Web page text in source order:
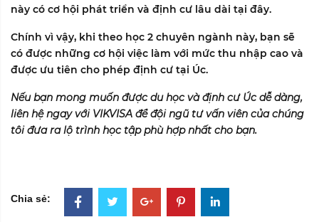
này có cơ hội phát triển và định cư lâu dài tại đây.
Chính vì vậy, khi theo học 2 chuyên ngành này, bạn sẽ
có được những cơ hội việc làm với mức thu nhập cao và
được ưu tiên cho phép định cư tại Úc.
Nếu bạn mong muốn được du học và định cư Úc dễ dàng,
liên hệ ngay với VIKVISA để đội ngũ tư vấn viên của chúng
tôi đưa ra lộ trình học tập phù hợp nhất cho bạn.
Chia sẻ: